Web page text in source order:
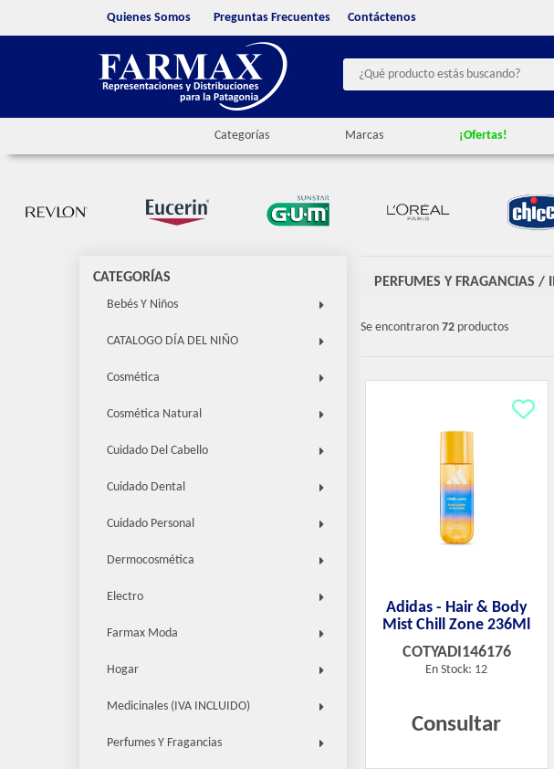
Quienes Somos Preguntas Frecuentes Contáctenos
Categorías Marcas ¡Ofertas!
CATEGORÍAS
Bebés Y Niños
CATALOGO DÍA DEL NIÑO
Cosmética
Cosmética Natural
Cuidado Del Cabello
Cuidado Dental
Cuidado Personal
Dermocosmética
Electro
Farmax Moda
Hogar
Medicinales (IVA INCLUIDO)
Perfumes Y Fragancias
PERFUMES Y FRAGANCIAS /
Se encontraron 72 productos
Adidas - Hair & Body
Mist Chill Zone 236Ml
COTYADI146176
En Stock: 12
Consultar